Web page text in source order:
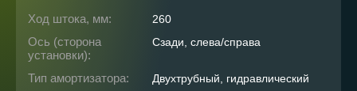
Ход штока, мм: 260
Ось (сторона
установки):
Сзади, слева/справа
Тип амортизатора: Двухтрубный, гидравлический